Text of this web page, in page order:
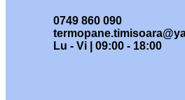
0749 860 090
Lu - Vi | 09:00 - 18:00